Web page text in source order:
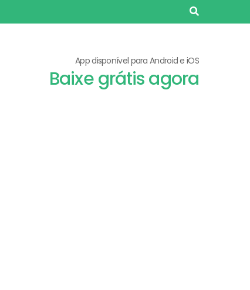
App disponível para Android e iOS
Baixe grátis agora